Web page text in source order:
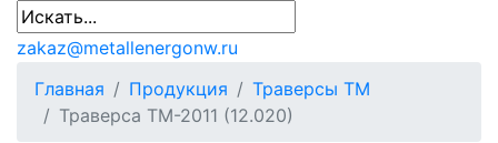
zakaz@metallenergonw.ru
Главная
Продукция
Траверсы ТМ
Траверса ТМ-2011 (12.020)